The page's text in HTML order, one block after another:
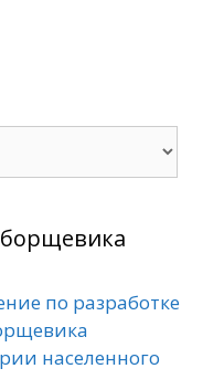
по разработке
населенного